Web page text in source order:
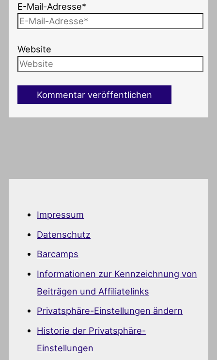
E-Mail-Adresse*
Website
Impressum
Datenschutz
Barcamps
Informationen zur Kennzeichnung von
Beiträgen und Affiliatelinks
Privatsphäre-Einstellungen ändern
Historie der Privatsphäre-
Einstellungen